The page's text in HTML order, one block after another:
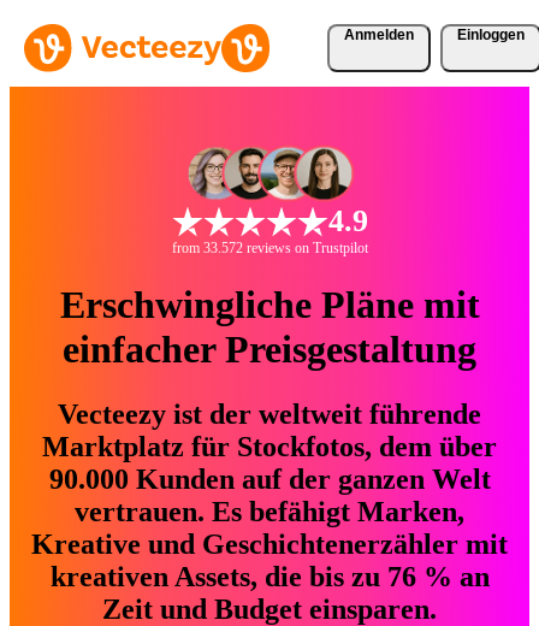
Anmelden Einloggen
4.9
from 33.572 reviews on Trustpilot
Erschwingliche Pläne mit
einfacher Preisgestaltung
Vecteezy ist der weltweit führende
Marktplatz für Stockfotos, dem über
90.000 Kunden auf der ganzen Welt
vertrauen. Es befähigt Marken,
Kreative und Geschichtenerzähler mit
kreativen Assets, die bis zu 76 % an
Zeit und Budget einsparen.